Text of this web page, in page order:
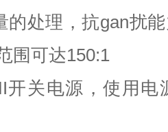
理，抗gan扰能
围可达150:1
电源，使用电